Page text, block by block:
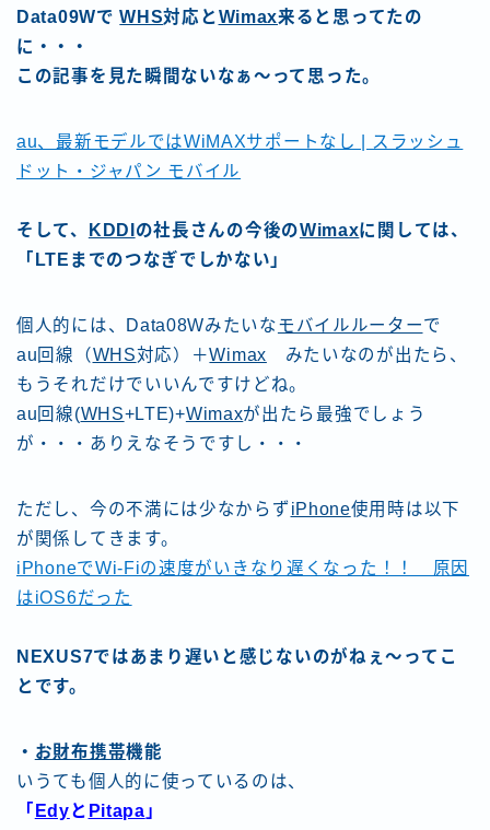
Data09WでWHS対応とWimax来ると思ってたの
に・・・
この記事を見た瞬間ないなぁ〜って思った。
au、最新モデルではWiMAXサポートなし | スラッシュ
ドット・ジャパン モバイル
そして、 KDDI の社長さんの今後のWimaxに関しては、
「LTEまでのつなぎでしかない」
個人的には、Data08Wみたいなモバイルルーターで
au回線（WHS対応）＋Wimax みたいなのが出たら、
もうそれだけでいいんですけどね。
au回線(WHS+LTE)+Wimaxが出たら最強でしょう
が・・・ありえなそうですし・・・
ただし、今の不満には少なからずiPhone使用時は以下
が関係してきます。
iPhoneでWi-Fiの速度がいきなり遅くなった！！ 原因
はiOS6だった
NEXUS7ではあまり遅いと感じないのがねぇ〜ってこ
とです。
・ お財布携帯機能
いうても個人的に使っているのは、
「 Edyと Pitapa 」